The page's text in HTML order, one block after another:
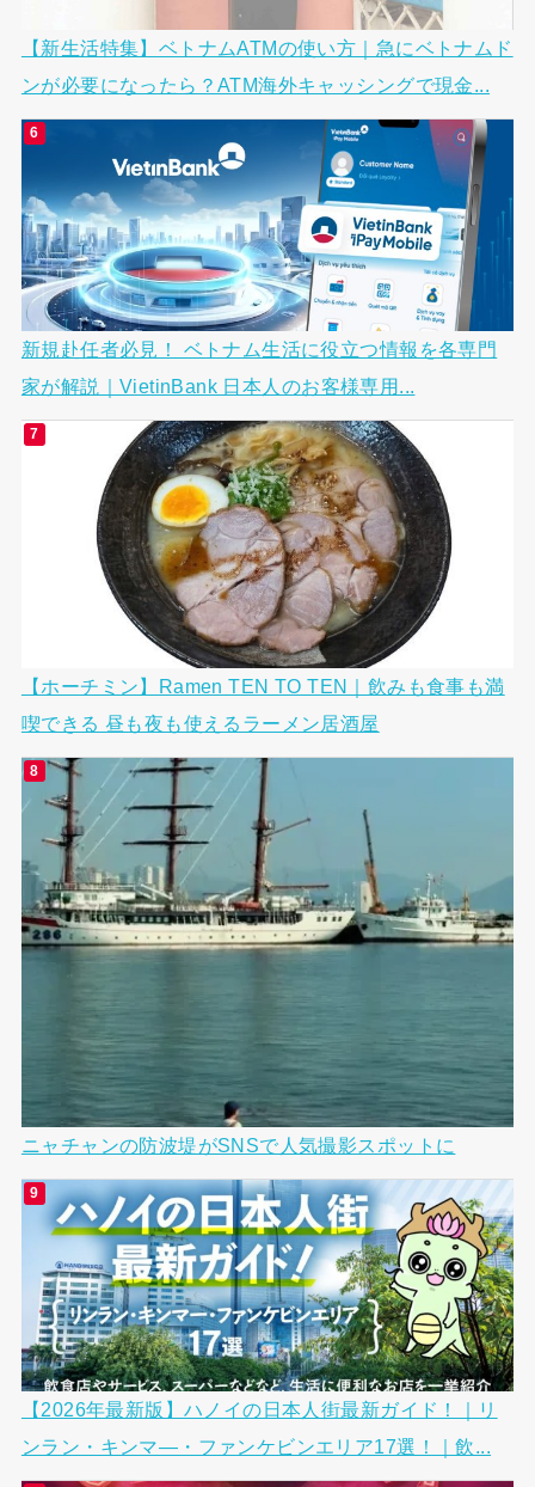
【新生活特集】ベトナムATMの使い方｜急にベトナムド
ンが必要になったら？ATM海外キャッシングで現金...
新規赴任者必見！ ベトナム生活に役立つ情報を各専門
家が解説｜VietinBank 日本人のお客様専用...
【ホーチミン】Ramen TEN TO TEN｜飲みも食事も満
喫できる 昼も夜も使えるラーメン居酒屋
ニャチャンの防波堤がSNSで人気撮影スポットに
【2026年最新版】ハノイの日本人街最新ガイド！｜リ
ンラン・キンマ―・ファンケビンエリア17選！｜飲...